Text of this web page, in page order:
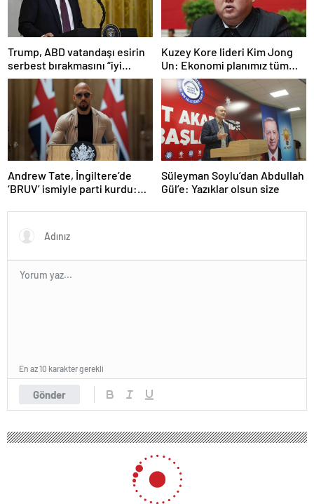
Trump, ABD vatandaşı esirin
serbest bırakmasını “iyi
niyetle atılmış bir adım”
olarak değerlendirdi
Kuzey Kore lideri Kim Jong
Un: Ekonomi planımız tüm
sektörlerde başarısız oldu
Andrew Tate, İngiltere’de
‘BRUV’ ismiyle parti kurdu:
propagandasını
yasaklayacağız’
Süleyman Soylu’dan Abdullah
Gül’e: Yazıklar olsun size
Gönder
En az 10 karakter gerekli